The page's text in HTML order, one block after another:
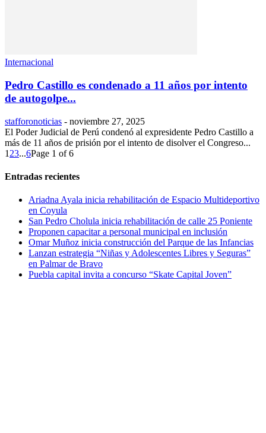
Internacional
Pedro Castillo es condenado a 11 años por intento
de autogolpe...
stafforonoticias - noviembre 27, 2025
El Poder Judicial de Perú condenó al expresidente Pedro Castillo a
más de 11 años de prisión por el intento de disolver el Congreso...
1 23...6Page 1 of 6
Entradas recientes
Ariadna Ayala inicia rehabilitación de Espacio Multideportivo
en Coyula
San Pedro Cholula inicia rehabilitación de calle 25 Poniente
Proponen capacitar a personal municipal en inclusión
Omar Muñoz inicia construcción del Parque de las Infancias
Lanzan estrategia “Niñas y Adolescentes Libres y Seguras”
en Palmar de Bravo
Puebla capital invita a concurso “Skate Capital Joven”